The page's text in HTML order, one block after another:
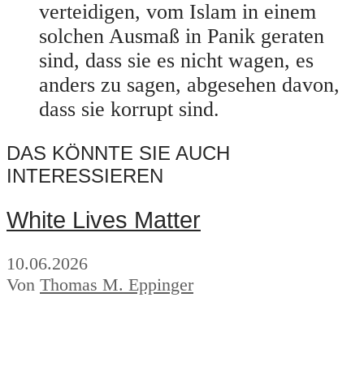
verteidigen, vom Islam in einem
solchen Ausmaß in Panik geraten
sind, dass sie es nicht wagen, es
anders zu sagen, abgesehen davon,
dass sie korrupt sind.
DAS KÖNNTE SIE AUCH
INTERESSIEREN
White Lives Matter
10.06.2026
Von Thomas M. Eppinger